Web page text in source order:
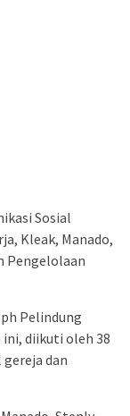
Sosial
Kleak, Manado,
Pengelolaan
Pelindung
ini, diikuti oleh 38
dan